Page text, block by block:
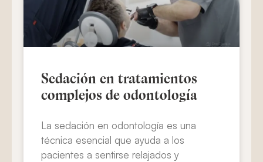
Sedación en tratamientos
complejos de odontología
La sedación en odontología es una
técnica esencial que ayuda a los
pacientes a sentirse relajados y